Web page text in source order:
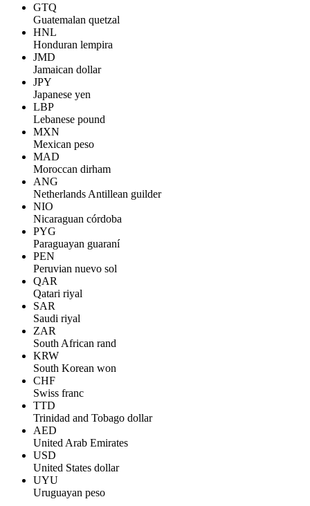
GTQ
Guatemalan quetzal
HNL
Honduran lempira
JMD
Jamaican dollar
JPY
Japanese yen
LBP
Lebanese pound
MXN
Mexican peso
MAD
Moroccan dirham
ANG
Netherlands Antillean guilder
NIO
Nicaraguan córdoba
PYG
Paraguayan guaraní
PEN
Peruvian nuevo sol
QAR
Qatari riyal
SAR
Saudi riyal
ZAR
South African rand
KRW
South Korean won
CHF
Swiss franc
TTD
Trinidad and Tobago dollar
AED
United Arab Emirates
USD
United States dollar
UYU
Uruguayan peso